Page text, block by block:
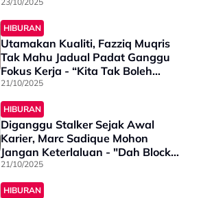
Orang Akan Baik Dengan Kita"
HIBURAN
Utamakan Kualiti, Fazziq Muqris
Tak Mahu Jadual Padat Ganggu
Fokus Kerja - “Kita Tak Boleh
Tamak…”
21/10/2025
HIBURAN
Diganggu Stalker Sejak Awal
Karier, Marc Sadique Mohon
Jangan Keterlaluan - "Dah Block
Pun Masih..."
21/10/2025
HIBURAN